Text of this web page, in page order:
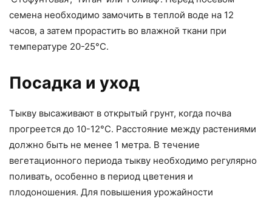
семена необходимо замочить в теплой воде на 12
часов, а затем прорастить во влажной ткани при
температуре 20-25°C.
Посадка и уход
Тыкву высаживают в открытый грунт, когда почва
прогреется до 10-12°C. Расстояние между растениями
должно быть не менее 1 метра. В течение
вегетационного периода тыкву необходимо регулярно
поливать, особенно в период цветения и
плодоношения. Для повышения урожайности